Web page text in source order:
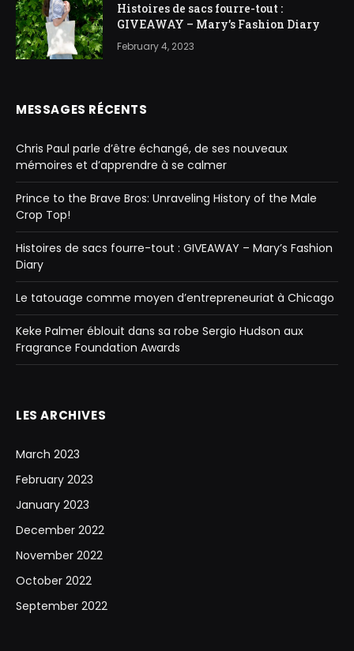
Histoires de sacs fourre-tout :
GIVEAWAY – Mary’s Fashion Diary
February 4, 2023
MESSAGES RÉCENTS
Chris Paul parle d’être échangé, de ses nouveaux
mémoires et d’apprendre à se calmer
Prince to the Brave Bros: Unraveling History of the Male
Crop Top!
Histoires de sacs fourre-tout : GIVEAWAY – Mary’s Fashion
Diary
Le tatouage comme moyen d’entrepreneuriat à Chicago
Keke Palmer éblouit dans sa robe Sergio Hudson aux
Fragrance Foundation Awards
LES ARCHIVES
March 2023
February 2023
January 2023
December 2022
November 2022
October 2022
September 2022